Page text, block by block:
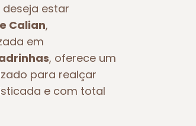
estar
Calian,
em
, oferece um
para realçar
e com total